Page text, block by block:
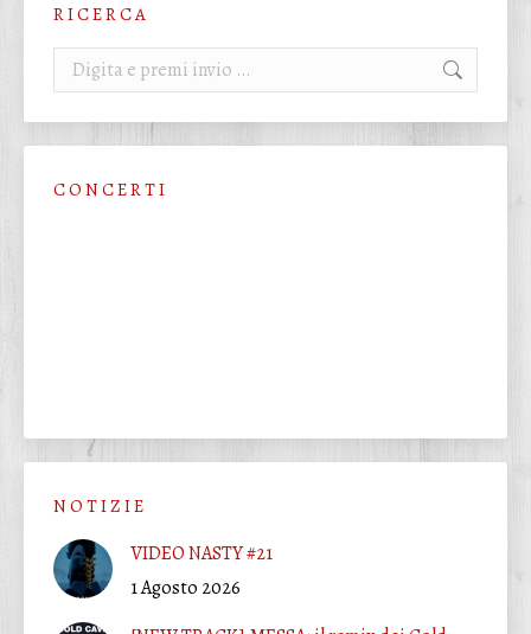
R I C E R C A
Cerca:
C O N C E R T I
N O T I Z I E
VIDEO NASTY #21
1 Agosto 2026